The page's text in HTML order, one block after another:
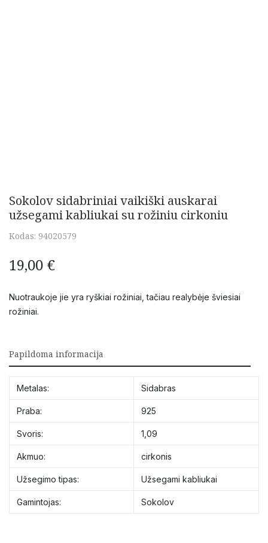
Sokolov sidabriniai vaikiški auskarai
užsegami kabliukai su rožiniu cirkoniu
Kodas: 94020579
19,00 €
Nuotraukoje jie yra ryškiai rožiniai, tačiau realybėje šviesiai
rožiniai.
Papildoma informacija
Metalas: Sidabras
Praba: 925
Svoris: 1,09
Akmuo: cirkonis
Užsegimo tipas: Užsegami kabliukai
Gamintojas: Sokolov